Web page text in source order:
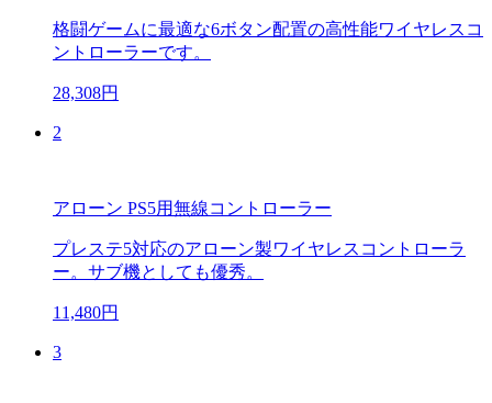
格闘ゲームに最適な6ボタン配置の高性能ワイヤレスコ
ントローラーです。
28,308円
2
アローン PS5用無線コントローラー
プレステ5対応のアローン製ワイヤレスコントローラ
ー。サブ機としても優秀。
11,480円
3